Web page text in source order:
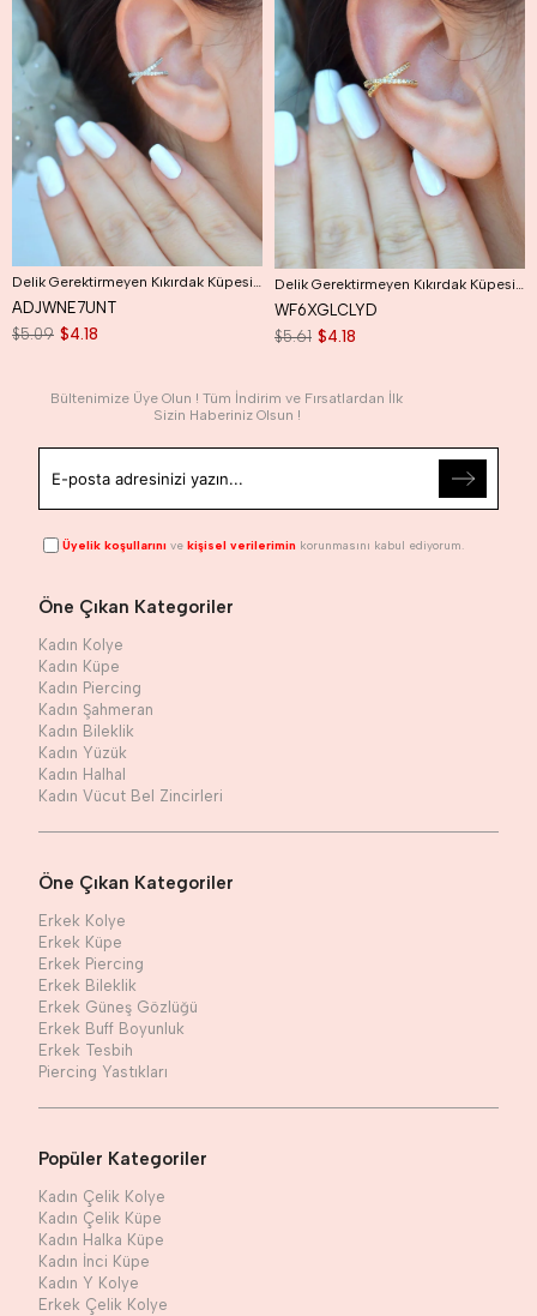
Delik Gerektirmeyen Kıkırdak Küpesi Çapraz Model Earcuff Gümüş Renk
ADJWNE7UNT
$4.18
$5.09
Delik Gerektirmeyen Kıkırdak Küpesi Çapraz Model Earcuff Gold Renk
WF6XGLCLYD
$4.18
$5.61
Bültenimize Üye Olun ! Tüm İndirim ve Fırsatlardan İlk
Sizin Haberiniz Olsun !
Üyelik koşullarını vekişisel verilerimin korunmasını kabul ediyorum.
Öne Çıkan Kategoriler
Kadın Kolye
Kadın Küpe
Kadın Piercing
Kadın Şahmeran
Kadın Bileklik
Kadın Yüzük
Kadın Halhal
Kadın Vücut Bel Zincirleri
Öne Çıkan Kategoriler
Erkek Kolye
Erkek Küpe
Erkek Piercing
Erkek Bileklik
Erkek Güneş Gözlüğü
Erkek Buff Boyunluk
Erkek Tesbih
Piercing Yastıkları
Popüler Kategoriler
Kadın Çelik Kolye
Kadın Çelik Küpe
Kadın Halka Küpe
Kadın İnci Küpe
Kadın Y Kolye
Erkek Çelik Kolye